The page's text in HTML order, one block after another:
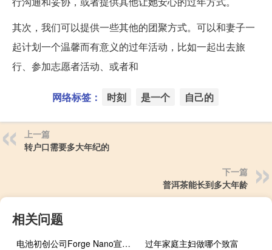
其次，我们可以提供一些其他的团聚方式。可以和妻子一
起计划一个温馨而有意义的过年活动，比如一起出去旅
行、参加志愿者活动、或者和
网络标签： 时刻 是一个 自己的
上一篇
转户口需要多大年纪的
下一篇
普洱茶能长到多大年龄
相关问题
电池初创公司Forge Nano宣布计划推出名为Forge Battery的锂离子电池制造业务
过年家庭主妇做哪个致富